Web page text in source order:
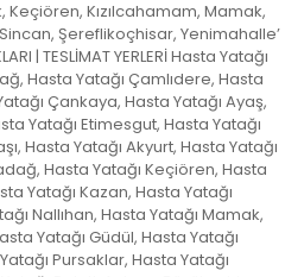
Kızılcahamam, Mamak,
Şereflikoçhisar, Yenimahalle’
| TESLİMAT YERLERİ Hasta Yatağı
Hasta Yatağı Çamlıdere, Hasta
Çankaya, Hasta Yatağı Ayaş,
Yatağı Etimesgut, Hasta Yatağı
Hasta Yatağı Akyurt, Hasta Yatağı
Hasta Yatağı Keçiören, Hasta
Yatağı Kazan, Hasta Yatağı
Nallıhan, Hasta Yatağı Mamak,
Yatağı Güdül, Hasta Yatağı
Pursaklar, Hasta Yatağı